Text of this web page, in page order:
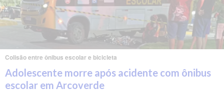
Colisão entre ônibus escolar e bicicleta
Adolescente morre após acidente com ônibus
escolar em Arcoverde